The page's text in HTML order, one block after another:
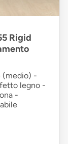
Rigid
(medio) -
legno -
-